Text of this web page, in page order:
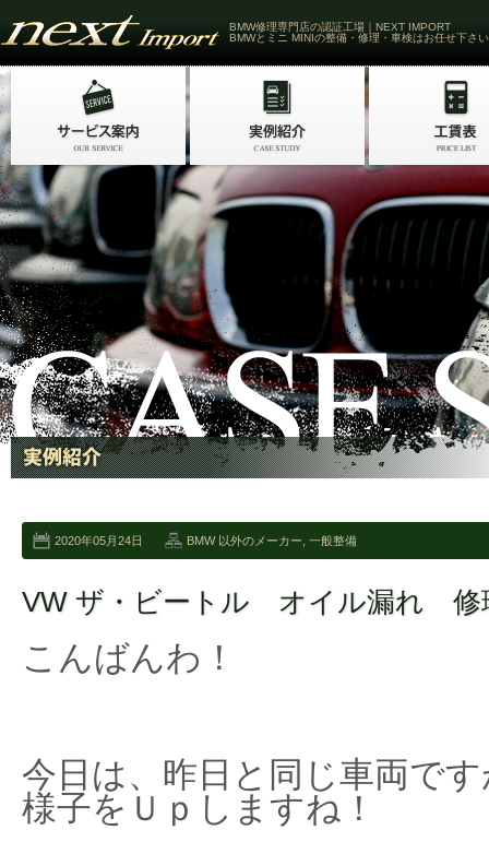
BMW修理専門店の認証工場｜NEXT IMPORT
BMWとミニ MINIの整備・修理・車検はお任せ下さい
2020年05月24日 BMW 以外のメーカー 一般整備
VW ザ・ビートル オイル漏れ 修
こんばんわ！
今日は、昨日と同じ車両で
様子をＵｐしますね！